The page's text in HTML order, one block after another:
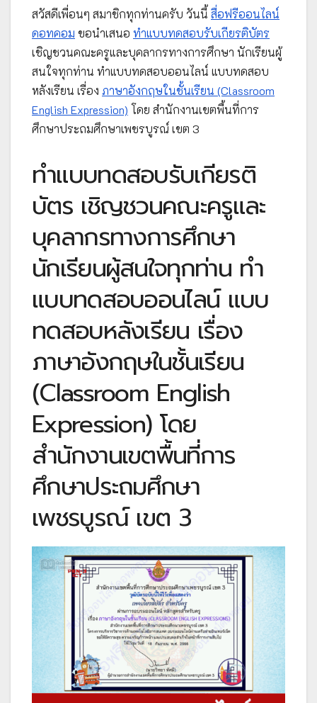
สวัสดีเพื่อนๆ สมาชิกทุกท่านครับ วันนี้ สื่อฟรีออนไลน์
ดอทคอม ขอนำเสนอ ทำแบบทดสอบรับเกียรติบัตร
เชิญชวนคณะครูและบุคลากรทางการศึกษา นักเรียนผู้
สนใจทุกท่าน ทำแบบทดสอบออนไลน์ แบบทดสอบ
หลังเรียน เรื่อง ภาษาอังกฤษในชั้นเรียน (Classroom
English Expression) โดย สำนักงานเขตพื้นที่การ
ศึกษาประถมศึกษาเพชรบูรณ์ เขต 3
ทำแบบทดสอบรับเกียรติ
บัตร เชิญชวนคณะครูและ
บุคลากรทางการศึกษา
นักเรียนผู้สนใจทุกท่าน ทำ
แบบทดสอบออนไลน์ แบบ
ทดสอบหลังเรียน เรื่อง
ภาษาอังกฤษในชั้นเรียน
(Classroom English
Expression) โดย
สำนักงานเขตพื้นที่การ
ศึกษาประถมศึกษา
เพชรบูรณ์ เขต 3